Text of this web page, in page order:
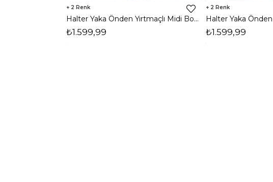
2
Halter Yaka Önden Yırtmaçlı Midi Boy Bordo Hasre Kadın Elbise 26Y502
₺1.599,99
2
₺1.599,99